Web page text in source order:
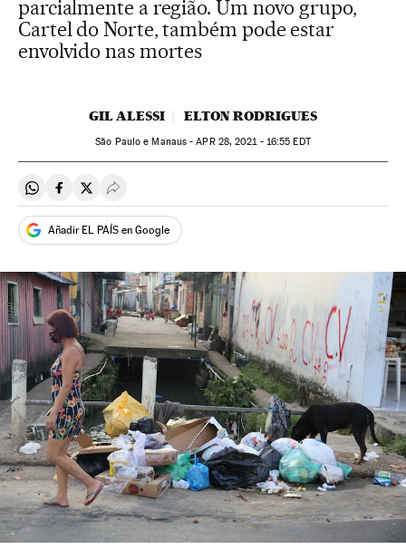
parcialmente a região. Um novo grupo,
Cartel do Norte, também pode estar
envolvido nas mortes
GIL ALESSI ELTON RODRIGUES
São Paulo e Manaus -APR28, 2021 - 16:55 EDT
Compartir en Whatsapp
Compartir en Facebook
Compartir en Twitter
Desplegar Redes Sociales
Añadir EL PAÍS en Google